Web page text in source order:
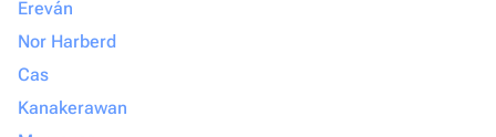
Ereván
Nor Harberd
Cas
Kanakerawan